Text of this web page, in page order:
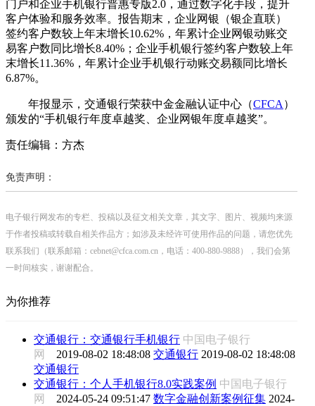
门户和企业手机银行普惠专版2.0，通过数字化手段，提升
客户体验和服务效率。报告期末，企业网银（银企直联）
签约客户数较上年末增长10.62%，年累计企业网银动账交
易客户数同比增长8.40%；企业手机银行签约客户数较上年
末增长11.36%，年累计企业手机银行动账交易额同比增长
6.87%。
年报显示，交通银行荣获中金金融认证中心（CFCA ）
颁发的“手机银行年度卓越奖、企业网银年度卓越奖”。
责任编辑：方杰
免责声明：
电子银行网发布的专栏、投稿以及征文相关文章，其文字、图片、视频均来源
于作者投稿或转载自相关作品方；如涉及未经许可使用作品的问题，请您优先
联系我们（联系邮箱：cebnet@cfca.com.cn，电话：400-880-9888），我们会第
一时间核实，谢谢配合。
为你推荐
交通银行：交通银行手机银行 中国电子银行
网 2019-08-02 18:48:08 交通银行 2019-08-02 18:48:08
交通银行
交通银行：个人手机银行8.0实践案例 中国电子银行
网 2024-05-24 09:51:47 数字金融创新案例征集 2024-